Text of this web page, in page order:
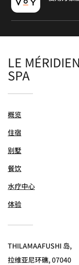
LE
SPA
概览
住宿
别墅
餐饮
水疗中心
体验
THILAMAAFUSHI 岛,
拉维亚尼环礁, 07040